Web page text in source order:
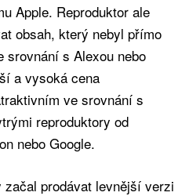
Apple. Reproduktor ale
obsah, který nebyl přímo
srovnání s Alexou nebo
a vysoká cena
ve srovnání s
reproduktory od
nebo Google.
prodávat levnější verzi